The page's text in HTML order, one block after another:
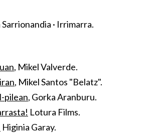
Sarrionandia · Irrimarra.
, Mikel Valverde.
, Mikel Santos "Belatz".
pilean, Gorka Aranburu.
Lotura Films.
Higinia Garay.